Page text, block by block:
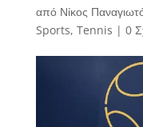
από Νίκος
Sports, Tennis | 0